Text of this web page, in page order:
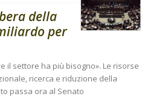
della
per
il settore ha più bisogno». Le risorse
ricerca e riduzione della
passa ora al Senato